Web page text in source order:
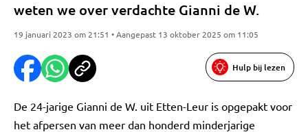
weten we over verdachte Gianni de W.
19 januari 2023 om 21:51 • Aangepast 13 oktober 2025 om 11:05
Hulp bij lezen
De 24-jarige Gianni de W. uit Etten-Leur is opgepakt voor
het afpersen van meer dan honderd minderjarige